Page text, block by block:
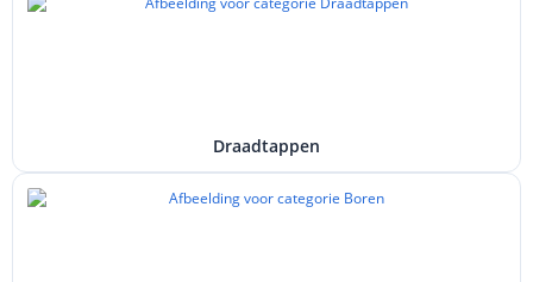
Draadtappen